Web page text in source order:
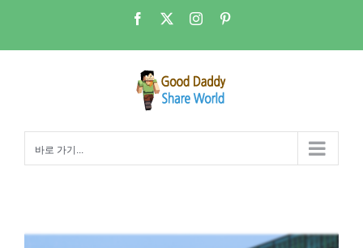
츠
Facebook Instagram
바로 가기...